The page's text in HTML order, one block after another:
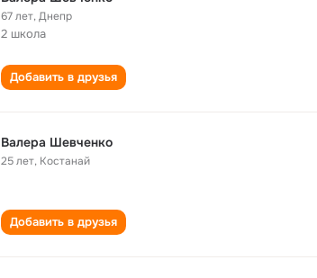
67 лет,Днепр
2 школа
Добавить в друзья
Валера Шевченко
25 лет, Костанай
Добавить в друзья